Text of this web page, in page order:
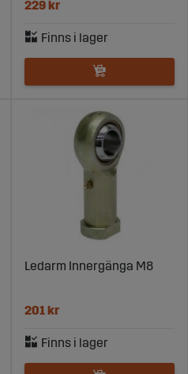
229 kr
Ledarm Innergänga M8
201 kr